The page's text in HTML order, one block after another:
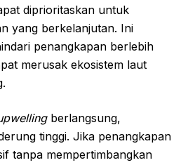
diprioritaskan untuk
yang berkelanjutan. Ini
penangkapan berlebih
merusak ekosistem laut
berlangsung,
tinggi. Jika penangkapan
tanpa mempertimbangkan